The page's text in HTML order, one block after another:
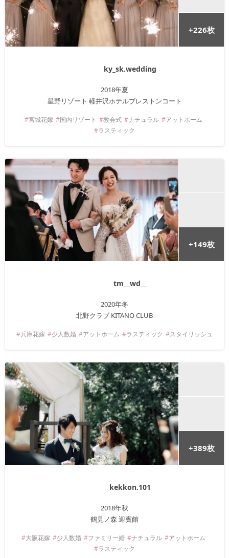
+226枚
ky_sk.wedding
2018年夏
星野リゾート 軽井沢ホテルブレストンコート
宮城花嫁 国内リゾート 教会式 ナチュラル
アットホーム
ラスティック
+149枚
tm__wd__
2020年冬
北野クラブ KITANO CLUB
兵庫花嫁 少人数婚 アットホーム ラスティック スタイリッシュ
+389枚
kekkon.101
2018年秋
鶴見ノ森 迎賓館
大阪花嫁 少人数婚 ファミリー婚 ナチュラル
アットホーム
ラスティック